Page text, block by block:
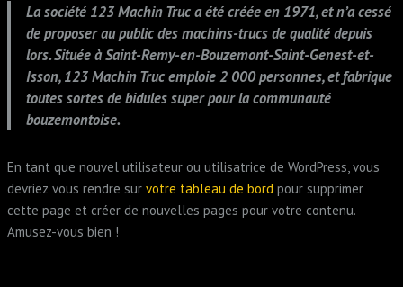
La société 123 Machin Truc a été créée en 1971, et n’a cessé
de proposer au public des machins-trucs de qualité depuis
lors. Située à Saint-Remy-en-Bouzemont-Saint-Genest-et-
Isson, 123 Machin Truc emploie 2 000 personnes, et fabrique
toutes sortes de bidules super pour la communauté
bouzemontoise.
En tant que nouvel utilisateur ou utilisatrice de WordPress, vous
devriez vous rendre sur votre tableau de bord pour supprimer
cette page et créer de nouvelles pages pour votre contenu.
Amusez-vous bien !